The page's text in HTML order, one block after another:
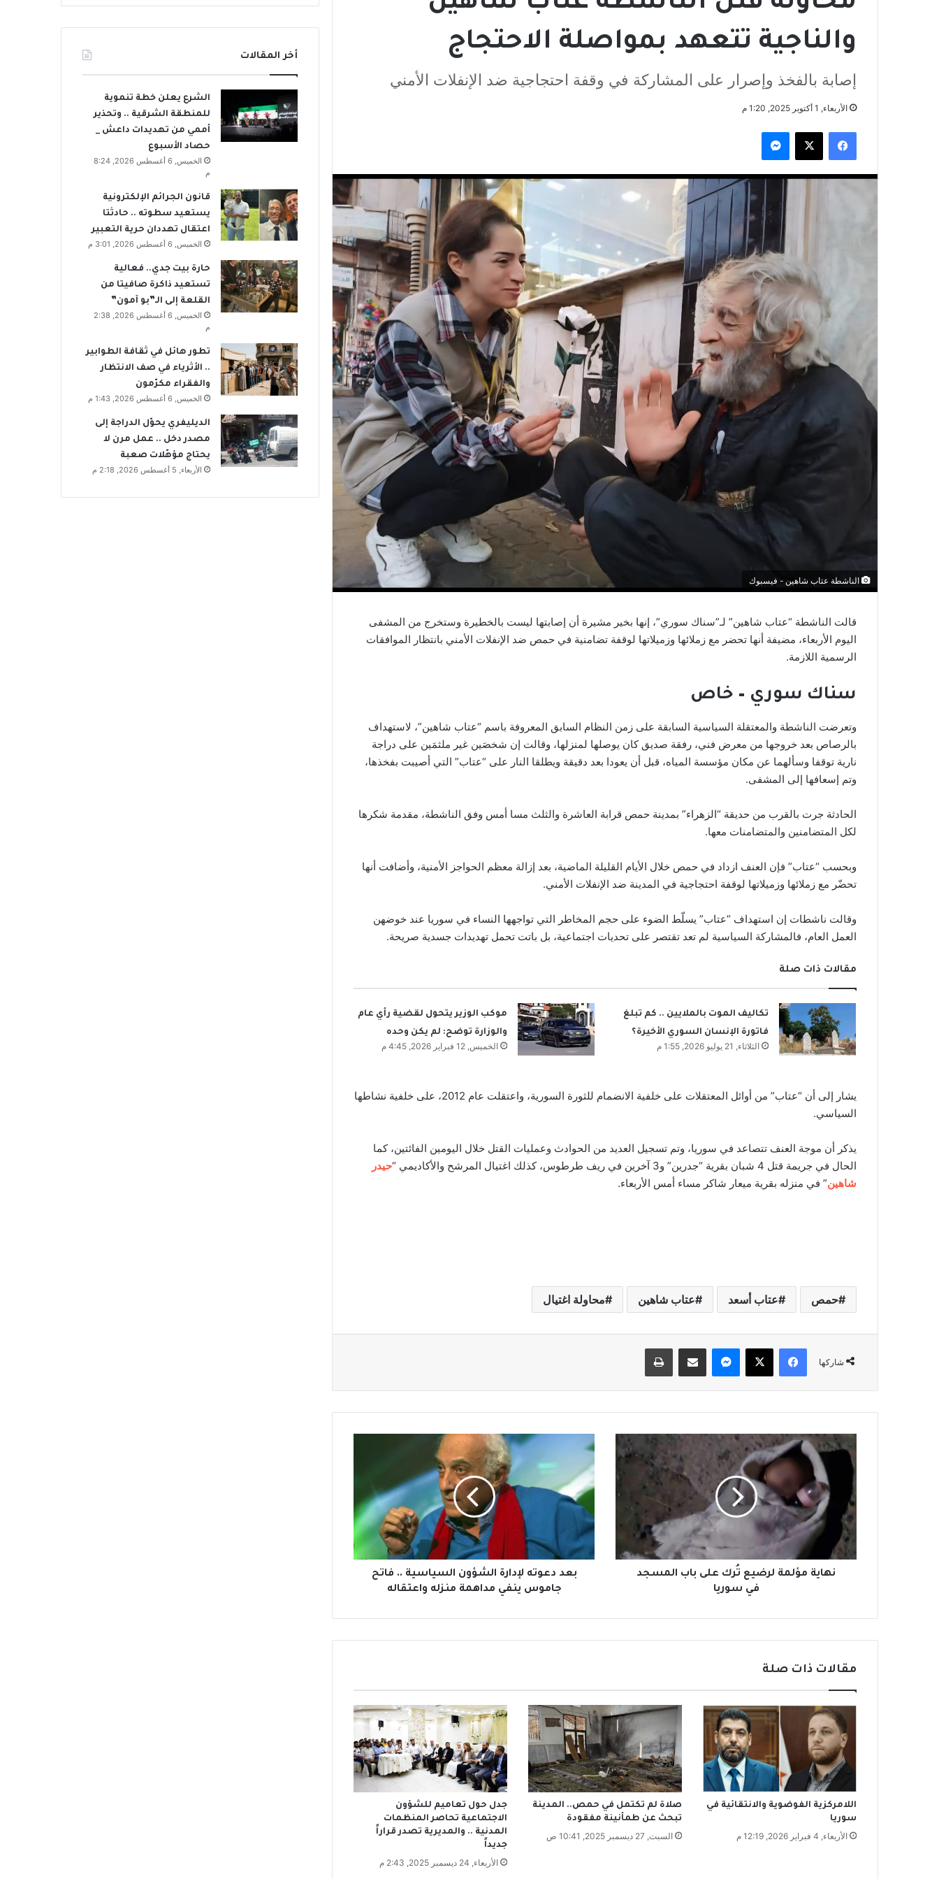
والناجية تتعهد بمواصلة الاحتجاج
إصابة بالفخذ وإصرار على المشاركة في وقفة احتجاجية ضد الإنفلات الأمني
الأربعاء, 1 أكتوبر 2025, 1:20 م
فيسبوك
الناشطة عتاب شاهين - فيسبوك
قالت الناشطة “عتاب شاهين” لـ”سناك سوري”، إنها بخير مشيرة أن إصابتها ليست بالخطيرة وستخرج من المشفى
اليوم الأربعاء، مضيفة أنها تحضر مع زملائها وزميلاتها لوقفة تضامنية في حمص ضد الإنفلات الأمني بانتظار الموافقات
الرسمية اللازمة.
سناك سوري – خاص
وتعرضت الناشطة والمعتقلة السياسية السابقة على زمن النظام السابق المعروفة باسم “عتاب شاهين”، لاستهداف
بالرصاص بعد خروجها من معرض فني، رفقة صديق كان يوصلها لمنزلها، وقالت إن شخصَين غير ملثمَين على دراجة
نارية توقفا وسألهما عن مكان مؤسسة المياه، قبل أن يعودا بعد دقيقة ويطلقا النار على “عتاب” التي أصيبت بفخذها،
وتم إسعافها إلى المشفى.
الحادثة جرت بالقرب من حديقة “الزهراء” بمدينة حمص قرابة العاشرة والثلث مسا أمس وفق الناشطة، مقدمة شكرها
لكل المتضامنين والمتضامنات معها.
وبحسب “عتاب” فإن العنف ازداد في حمص خلال الأيام القليلة الماضية، بعد إزالة معظم الحواجز الأمنية، وأضافت أنها
تحضّر مع زملائها وزميلاتها لوقفة احتجاجية في المدينة ضد الإنفلات الأمني.
وقالت ناشطات إن استهداف “عتاب” يسلّط الضوء على حجم المخاطر التي تواجهها النساء في سوريا عند خوضهن
العمل العام، فالمشاركة السياسية لم تعد تقتصر على تحديات اجتماعية، بل باتت تحمل تهديدات جسدية صريحة.
مقالات ذات صلة
تكاليف الموت بالملايين .. كم تبلغ
فاتورة الإنسان السوري الأخيرة؟
الثلاثاء, 21 يوليو 2026, 1:55 م
موكب الوزير يتحول لقضية رأي عام
والوزارة توضح: لم يكن وحده
الخميس, 12 فبراير 2026, 4:45 م
يشار إلى أن “عتاب” من أوائل المعتقلات على خلفية الانضمام للثورة السورية، واعتقلت عام 2012، على خلفية نشاطها
السياسي.
يذكر أن موجة العنف تتصاعد في سوريا، وتم تسجيل العديد من الحوادث وعمليات القتل خلال اليومين الفائتين، كما
الحال في جريمة قتل 4 شبان بقرية “جدرين” و3 آخرين في ريف طرطوس، كذلك اغتيال المرشح والأكاديمي “
حيدر
شاهين” في منزله بقرية ميعار شاكر مساء أمس الأربعاء.
حمص عتاب أسعد عتاب شاهين محاولة اغتيال
شاركها
فيسبوك
ا
ة
م
ؤ
ل
م
ض
ر
ك
ع
ا
ل
م
س
نهاية مؤلمة لرضيع تُرك على باب المسجد
في سوريا
ب
ع
د
د
و
ت
ه
ل
ر
ؤ
و
ن
ا
س
ي
ا
س
ي
ة
بعد دعوته لإدارة الشؤون السياسية .. فاتح
جاموس ينفي مداهمة منزله واعتقاله
مقالات ذات صلة
اللامركزية الفوضوية والانتقائية في
سوريا
الأربعاء, 4 فبراير 2026, 12:19 م
صلاة لم تكتمل في حمص.. المدينة
تبحث عن طمأنينة مفقودة
السبت, 27 ديسمبر 2025, 10:41 ص
جدل حول تعاميم للشؤون
الاجتماعية تحاصر المنظمات
المدنية .. والمديرية تصدر قراراً
جديداً
الأربعاء, 24 ديسمبر 2025, 2:43 م
أخر المقالات
الشرع يعلن خطة تنموية
للمنطقة الشرقية .. وتحذير
أممي من تهديدات داعش _
حصاد الأسبوع
الخميس, 6 أغسطس 2026, 8:24
م
قانون الجرائم الإلكترونية
يستعيد سطوته .. حادثتا
اعتقال تهددان حرية التعبير
الخميس, 6 أغسطس 2026, 3:01 م
حارة بيت جدي.. فعالية
تستعيد ذاكرة صافيتا من
القلعة إلى الـ”بو آمون”
الخميس, 6 أغسطس 2026, 2:38
م
تطور هائل في ثقافة الطوابير
.. الأثرياء في صف الانتظار
والفقراء مكرّمون
الخميس, 6 أغسطس 2026, 1:43 م
الديليفري يحوّل الدراجة إلى
مصدر دخل .. عمل مرن لا
يحتاج مؤهّلات صعبة
الأربعاء, 5 أغسطس 2026, 2:18 م